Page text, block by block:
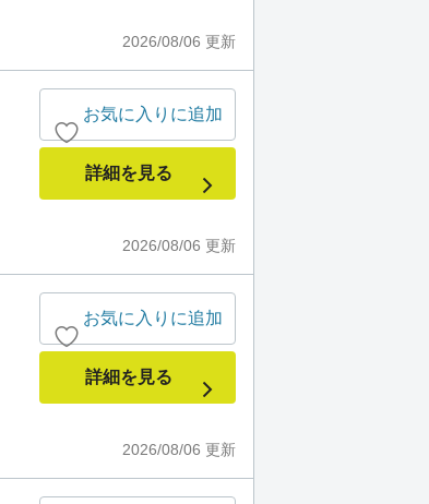
2026/08/06 更新
2026/08/06 更新
お気に入りに追加
詳細を見る
2026/08/06 更新
お気に入りに追加
詳細を見る